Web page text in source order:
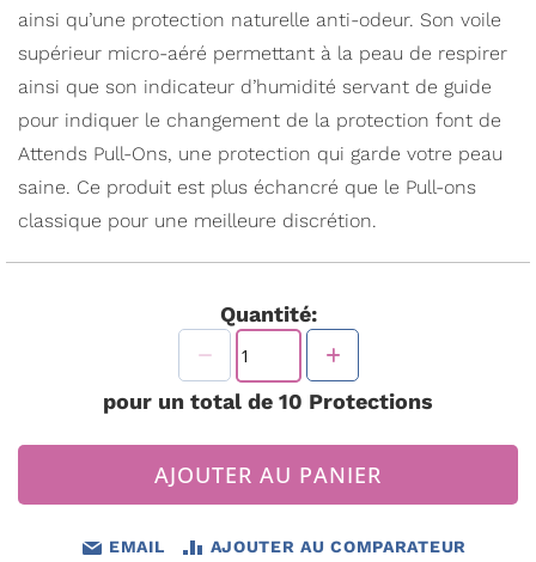
ainsi qu’une protection naturelle anti-odeur. Son voile
supérieur micro-aéré permettant à la peau de respirer
ainsi que son indicateur d’humidité servant de guide
pour indiquer le changement de la protection font de
Attends Pull-Ons, une protection qui garde votre peau
saine. Ce produit est plus échancré que le Pull-ons
classique pour une meilleure discrétion.
Quantité:
pour un total de 10 Protections
AJOUTER AU PANIER
EMAIL AJOUTER AU COMPARATEUR